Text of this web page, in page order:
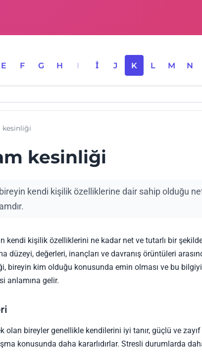
E F G H I İ J K L M N
kesinliği
kesinliği
kendi kişilik özelliklerine dair sahip olduğu
kendi kişilik özelliklerini ne kadar net ve tutarlı bir şekilde
düzeyi, değerleri, inançları ve davranış örüntüleri
bireyin kim olduğu konusunda emin olması ve bu
anlamına gelir.
bireyler genellikle kendilerini iyi tanır, güçlü ve
konusunda daha kararlıdırlar. Stresli durumlarda